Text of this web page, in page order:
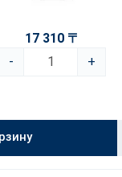
17 310 〒
-
+